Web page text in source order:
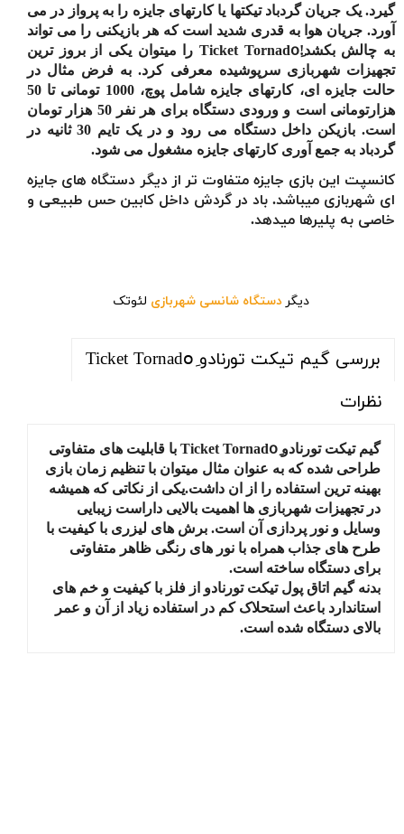
گیرد. یک جریان گردباد تیکتها یا کارتهای جایزه را به پرواز در می
آورد. جریان هوا به قدری شدید است که هر بازیکنی را می تواند
به چالش بکشد!Ticket Tornadoِ را میتوان یکی از بروز ترین
تجهیزات شهربازی سرپوشیده معرفی کرد. به فرض مثال در
حالت جایزه ای، کارتهای جایزه شامل پوچ، 1000 تومانی تا 50
هزارتومانی است و ورودی دستگاه برای هر نفر 50 هزار تومان
است. بازیکن داخل دستگاه می رود و در یک تایم 30 ثانیه در
گردباد به جمع آوری کارتهای جایزه مشغول می شود.
کانسپت این بازی جایزه متفاوت تر از دیگر دستگاه های جایزه
ای شهربازی میباشد. باد در گردش داخل کابین حس طبیعی و
خاصی به پلیرها میدهد.
دیگر دستگاه شانسی شهربازی لئوتک
بررسی گیم تیکت تورنادو Ticket Tornadoِ
نظرات
گیم تیکت تورنادو Ticket Tornadoِ با قابلیت های متفاوتی
طراحی شده که به عنوان مثال میتوان با تنظیم زمان بازی
بهینه ترین استفاده را از ان داشت.یکی از نکاتی که همیشه
در تجهیزات شهربازی ها اهمیت بالایی داراست زیبایی
وسایل و نور پردازی آن است. برش های لیزری با کیفیت با
طرح های جذاب همراه با نور های رنگی ظاهر متفاوتی
برای دستگاه ساخته است.
بدنه گیم اتاق پول تیکت تورنادو از فلز با کیفیت و خم های
استاندارد باعث استحلاک کم در استفاده زیاد از آن و عمر
بالای دستگاه شده است.